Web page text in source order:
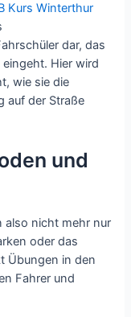
Kurs Winterthur
dar, das
Hier wird
wie sie die
auf der Straße
und
also nicht mehr nur
oder das
Übungen in den
Fahrer und